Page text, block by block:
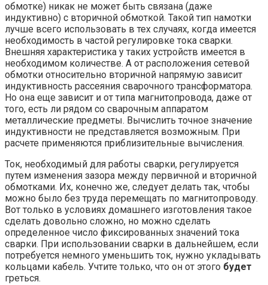
обмотке) никак не может быть связана (даже
индуктивно) с вторичной обмоткой. Такой тип намотки
лучше всего использовать в тех случаях, когда имеется
необходимость в частой регулировке тока сварки.
Внешняя характеристика у таких устройств имеется в
необходимом количестве. А от расположения сетевой
обмотки относительно вторичной напрямую зависит
индуктивность рассеяния сварочного трансформатора.
Но она еще зависит и от типа магнитопровода, даже от
того, есть ли рядом со сварочным аппаратом
металлические предметы. Вычислить точное значение
индуктивности не представляется возможным. При
расчете применяются приблизительные вычисления.
Ток, необходимый для работы сварки, регулируется
путем изменения зазора между первичной и вторичной
обмотками. Их, конечно же, следует делать так, чтобы
можно было без труда перемещать по магнитопроводу.
Вот только в условиях домашнего изготовления такое
сделать довольно сложно, но можно сделать
определенное число фиксированных значений тока
сварки. При использовании сварки в дальнейшем, если
потребуется немного уменьшить ток, нужно укладывать
кольцами кабель. Учтите только, что он от этого будет
греться.